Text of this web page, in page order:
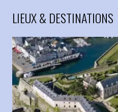
LIEUX & DESTINATIONS